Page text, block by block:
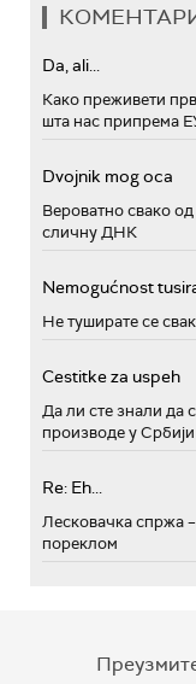
Da, ali...
Како преживети
шта нас припрема
Dvojnik mog oca
Вероватно свако
сличну ДНК
Nemogućnost
Не туширате се
Cestitke za uspeh
Да ли сте знали да
производе у Србији
Re: Eh...
Лесковачка спржа
пореклом